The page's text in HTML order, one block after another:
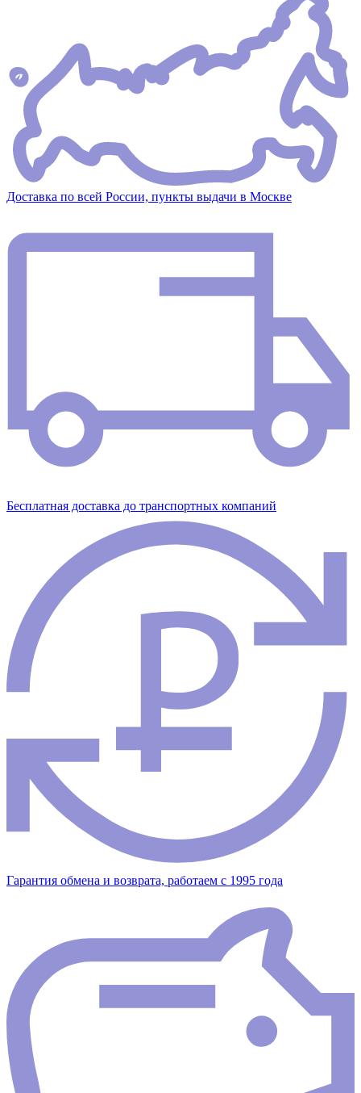
Доставка по всей России, пункты выдачи в Москве
Бесплатная доставка до транспортных компаний
Гарантия обмена и возврата, работаем с 1995 года